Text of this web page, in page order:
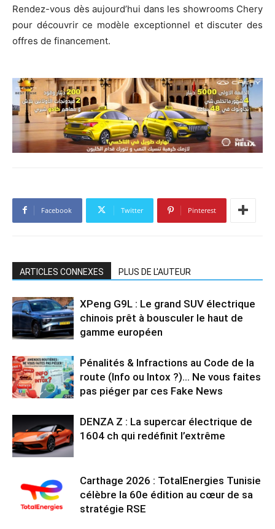
Rendez-vous dès aujourd’hui dans les showrooms Chery
pour découvrir ce modèle exceptionnel et discuter des
offres de financement.
Facebook Twitter Pinterest
ARTICLES CONNEXES PLUS DE L'AUTEUR
XPeng G9L : Le grand SUV électrique
chinois prêt à bousculer le haut de
gamme européen
Pénalités & Infractions au Code de la
route (Info ou Intox ?)… Ne vous faites
pas piéger par ces Fake News
DENZA Z : La supercar électrique de
1604 ch qui redéfinit l’extrême
Carthage 2026 : TotalEnergies Tunisie
célèbre la 60e édition au cœur de sa
stratégie RSE